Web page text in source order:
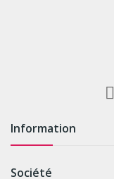
Information
Société